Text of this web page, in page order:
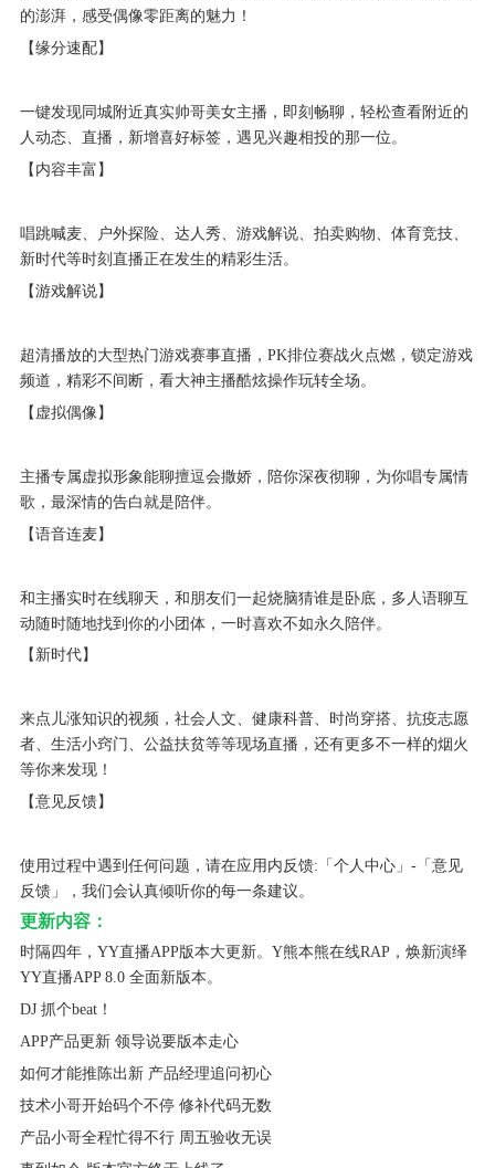
的澎湃，感受偶像零距离的魅力！
【缘分速配】
一键发现同城附近真实帅哥美女主播，即刻畅聊，轻松查看附近的
人动态、直播，新增喜好标签，遇见兴趣相投的那一位。
【内容丰富】
唱跳喊麦、户外探险、达人秀、游戏解说、拍卖购物、体育竞技、
新时代等时刻直播正在发生的精彩生活。
【游戏解说】
超清播放的大型热门游戏赛事直播，PK排位赛战火点燃，锁定游戏
频道，精彩不间断，看大神主播酷炫操作玩转全场。
【虚拟偶像】
主播专属虚拟形象能聊擅逗会撒娇，陪你深夜彻聊，为你唱专属情
歌，最深情的告白就是陪伴。
【语音连麦】
和主播实时在线聊天，和朋友们一起烧脑猜谁是卧底，多人语聊互
动随时随地找到你的小团体，一时喜欢不如永久陪伴。
【新时代】
来点儿涨知识的视频，社会人文、健康科普、时尚穿搭、抗疫志愿
者、生活小窍门、公益扶贫等等现场直播，还有更多不一样的烟火
等你来发现！
【意见反馈】
使用过程中遇到任何问题，请在应用内反馈:「个人中心」-「意见
反馈」，我们会认真倾听你的每一条建议。
更新内容：
时隔四年，YY直播APP版本大更新。Y熊本熊在线RAP，焕新演绎
YY直播APP 8.0 全面新版本。
DJ 抓个beat！
APP产品更新 领导说要版本走心
如何才能推陈出新 产品经理追问初心
技术小哥开始码个不停 修补代码无数
产品小哥全程忙得不行 周五验收无误